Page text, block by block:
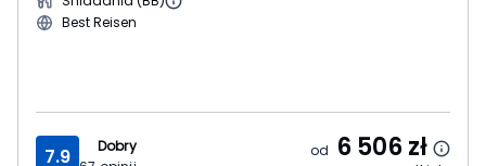
Best Reisen
7.9
Dobry
od 6 506zł